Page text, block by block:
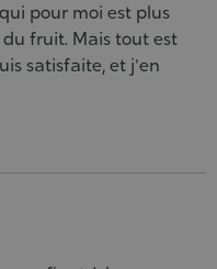
pour moi est plus
fruit. Mais tout est
satisfaite, et j'en